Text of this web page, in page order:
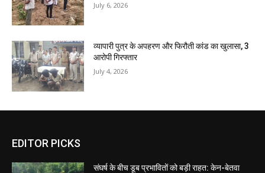
July 6, 2026
व्यापारी पुत्र के अपहरण और फिरौती कांड का खुलासा, 3
आरोपी गिरफ्तार
July 4, 2026
EDITOR PICKS
संघर्ष के बीच डूब प्रभावितों को बड़ी राहत: केन-बेतवा